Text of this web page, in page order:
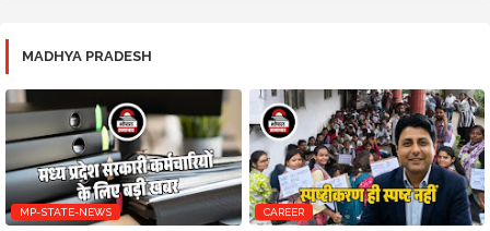
MADHYA PRADESH
MP-STATE-NEWS CAREER